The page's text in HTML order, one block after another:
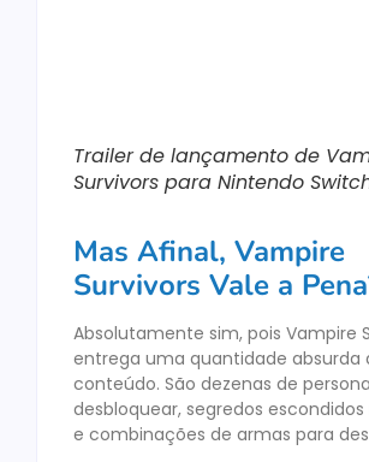
Trailer de lançamento de
Survivors para Nintendo
Mas Afinal, Vampire
Survivors Vale a
Absolutamente sim, pois Vampire
entrega uma quantidade absurda
conteúdo. São dezenas de
desbloquear, segredos
e combinações de armas para